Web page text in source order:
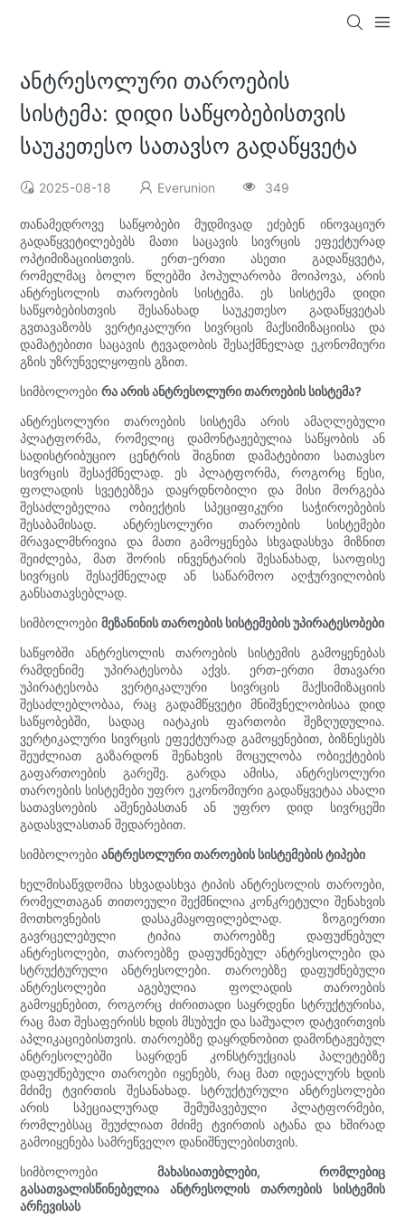
ანტრესოლური თაროების
სისტემა: დიდი საწყობებისთვის
საუკეთესო სათავსო გადაწყვეტა
2025-08-18 Everunion 349
თანამედროვე საწყობები მუდმივად ეძებენ ინოვაციურ
გადაწყვეტილებებს მათი საცავის სივრცის ეფექტურად
ოპტიმიზაციისთვის. ერთ-ერთი ასეთი გადაწყვეტა,
რომელმაც ბოლო წლებში პოპულარობა მოიპოვა, არის
ანტრესოლის თაროების სისტემა. ეს სისტემა დიდი
საწყობებისთვის შესანახად საუკეთესო გადაწყვეტას
გვთავაზობს ვერტიკალური სივრცის მაქსიმიზაციისა და
დამატებითი საცავის ტევადობის შესაქმნელად ეკონომიური
გზის უზრუნველყოფის გზით.
სიმბოლოებირა არის ანტრესოლური თაროების სისტემა?
ანტრესოლური თაროების სისტემა არის ამაღლებული
პლატფორმა, რომელიც დამონტაჟებულია საწყობის ან
სადისტრიბუციო ცენტრის შიგნით დამატებითი სათავსო
სივრცის შესაქმნელად. ეს პლატფორმა, როგორც წესი,
ფოლადის სვეტებზეა დაყრდნობილი და მისი მორგება
შესაძლებელია ობიექტის სპეციფიკური საჭიროებების
შესაბამისად. ანტრესოლური თაროების სისტემები
მრავალმხრივია და მათი გამოყენება სხვადასხვა მიზნით
შეიძლება, მათ შორის ინვენტარის შესანახად, საოფისე
სივრცის შესაქმნელად ან საწარმოო აღჭურვილობის
განსათავსებლად.
სიმბოლოებიმეზანინის თაროების სისტემების უპირატესობები
საწყობში ანტრესოლის თაროების სისტემის გამოყენებას
რამდენიმე უპირატესობა აქვს. ერთ-ერთი მთავარი
უპირატესობა ვერტიკალური სივრცის მაქსიმიზაციის
შესაძლებლობაა, რაც გადამწყვეტი მნიშვნელობისაა დიდ
საწყობებში, სადაც იატაკის ფართობი შეზღუდულია.
ვერტიკალური სივრცის ეფექტურად გამოყენებით, ბიზნესებს
შეუძლიათ გაზარდონ შენახვის მოცულობა ობიექტების
გაფართოების გარეშე. გარდა ამისა, ანტრესოლური
თაროების სისტემები უფრო ეკონომიური გადაწყვეტაა ახალი
სათავსოების აშენებასთან ან უფრო დიდ სივრცეში
გადასვლასთან შედარებით.
სიმბოლოებიანტრესოლური თაროების სისტემების ტიპები
ხელმისაწვდომია სხვადასხვა ტიპის ანტრესოლის თაროები,
რომელთაგან თითოეული შექმნილია კონკრეტული შენახვის
მოთხოვნების დასაკმაყოფილებლად. ზოგიერთი
გავრცელებული ტიპია თაროებზე დაფუძნებულ
ანტრესოლები, თაროებზე დაფუძნებულ ანტრესოლები და
სტრუქტურული ანტრესოლები. თაროებზე დაფუძნებული
ანტრესოლები აგებულია ფოლადის თაროების
გამოყენებით, როგორც ძირითადი საყრდენი სტრუქტურისა,
რაც მათ შესაფერისს ხდის მსუბუქი და საშუალო დატვირთვის
აპლიკაციებისთვის. თაროებზე დაყრდნობით დამონტაჟებულ
ანტრესოლებში საყრდენ კონსტრუქციას პალეტებზე
დაფუძნებული თაროები იყენებს, რაც მათ იდეალურს ხდის
მძიმე ტვირთის შესანახად. სტრუქტურული ანტრესოლები
არის სპეციალურად შემუშავებული პლატფორმები,
რომლებსაც შეუძლიათ მძიმე ტვირთის ატანა და ხშირად
გამოიყენება სამრეწველო დანიშნულებისთვის.
სიმბოლოები მახასიათებლები, რომლებიც
გასათვალისწინებელია ანტრესოლის თაროების სისტემის
არჩევისას